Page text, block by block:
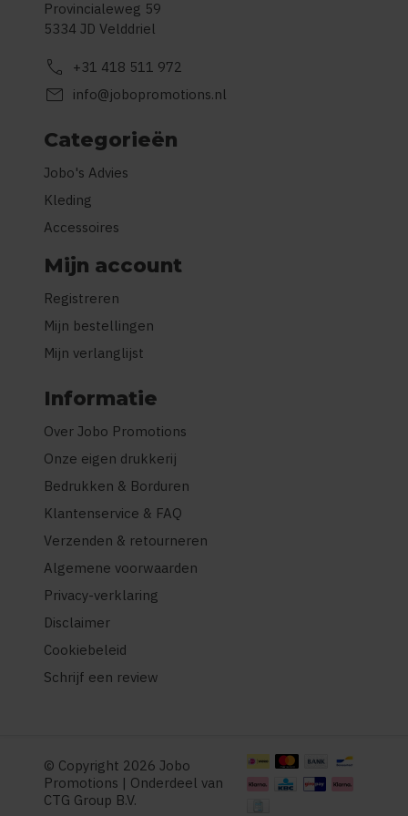
Provincialeweg 59
5334 JD Velddriel
call +31 418 511 972
mail info@jobopromotions.nl
Categorieën
Jobo's Advies
Kleding
Accessoires
Mijn account
Registreren
Mijn bestellingen
Mijn verlanglijst
Informatie
Over Jobo Promotions
Onze eigen drukkerij
Bedrukken & Borduren
Klantenservice & FAQ
Verzenden & retourneren
Algemene voorwaarden
Privacy-verklaring
Disclaimer
Cookiebeleid
Schrijf een review
© Copyright 2026 Jobo
Promotions | Onderdeel van
CTG Group B.V.